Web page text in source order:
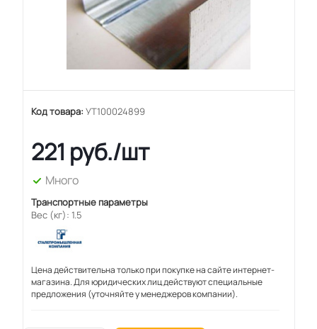
Код товара: УТ100024899
221 руб./шт
Много
Транспортные параметры
Вес (кг): 1.5
Цена действительна только при покупке на сайте интернет-
магазина. Для юридических лиц действуют специальные
предложения (уточняйте у менеджеров компании).